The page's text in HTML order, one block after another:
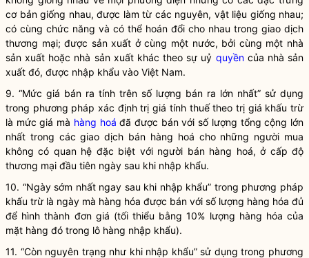
cơ bản giống nhau, được làm từ các nguyên, vật liệu giống nhau;
có cùng chức năng và có thể hoán đổi cho nhau trong giao dịch
thương mại; được sản xuất ở cùng một nước, bởi cùng một nhà
sản xuất hoặc nhà sản xuất khác theo sự uỷ quyềncủa nhà sản
xuất đó, được nhập khẩu vào Việt Nam.
9. “Mức giá bán ra tính trên số lượng bán ra lớn nhất” sử dụng
trong phương pháp xác định trị giá tính thuế theo trị giá khấu trừ
là mức giá mà hàng hoá đã được bán với số lượng tổng cộng lớn
nhất trong các giao dịch bán hàng hoá cho những người mua
không có quan hệ đặc biệt với người bán hàng hoá, ở cấp độ
thương mại đầu tiên ngày sau khi nhập khẩu.
10. “Ngày sớm nhất ngay sau khi nhập khẩu” trong phương pháp
khấu trừ là ngày mà hàng hóa được bán với số lượng hàng hóa đủ
để hình thành đơn giá (tối thiểu bằng 10% lượng hàng hóa của
mặt hàng đó trong lô hàng nhập khẩu).
11. “Còn nguyên trạng như khi nhập khẩu” sử dụng trong phương